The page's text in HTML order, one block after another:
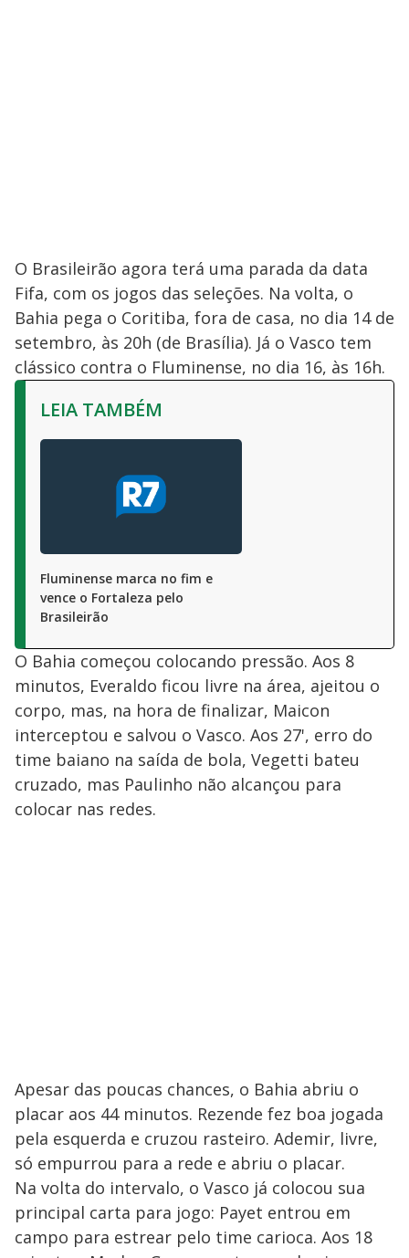
O Brasileirão agora terá uma parada da data
Fifa, com os jogos das seleções. Na volta, o
Bahia pega o Coritiba, fora de casa, no dia 14 de
setembro, às 20h (de Brasília). Já o Vasco tem
clássico contra o Fluminense, no dia 16, às 16h.
LEIA TAMBÉM
Fluminense marca no fim e
vence o Fortaleza pelo
Brasileirão
O Bahia começou colocando pressão. Aos 8
minutos, Everaldo ficou livre na área, ajeitou o
corpo, mas, na hora de finalizar, Maicon
interceptou e salvou o Vasco. Aos 27', erro do
time baiano na saída de bola, Vegetti bateu
cruzado, mas Paulinho não alcançou para
colocar nas redes.
Apesar das poucas chances, o Bahia abriu o
placar aos 44 minutos. Rezende fez boa jogada
pela esquerda e cruzou rasteiro. Ademir, livre,
só empurrou para a rede e abriu o placar.
Na volta do intervalo, o Vasco já colocou sua
principal carta para jogo: Payet entrou em
campo para estrear pelo time carioca. Aos 18